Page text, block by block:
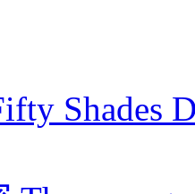
Shades